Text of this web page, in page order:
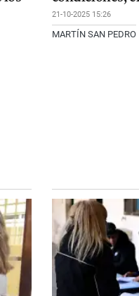
21-10-2025 15:26
MARTÍN SAN PEDRO